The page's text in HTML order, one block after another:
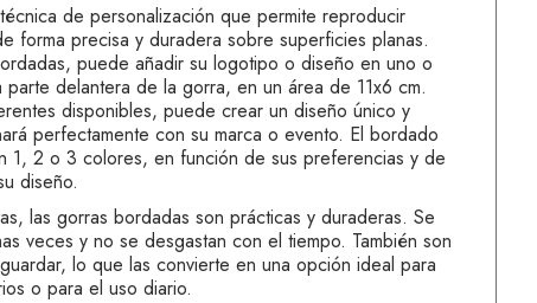
de personalización que permite reproducir
forma precisa y duradera sobre superficies planas.
puede añadir su logotipo o diseño en uno o
delantera de la gorra, en un área de 11x6 cm.
disponibles, puede crear un diseño único y
perfectamente con su marca o evento. El bordado
1, 2 o 3 colores, en función de sus preferencias y de
diseño.
las gorras bordadas son prácticas y duraderas. Se
veces y no se desgastan con el tiempo. También son
lo que las convierte en una opción ideal para
o para el uso diario.